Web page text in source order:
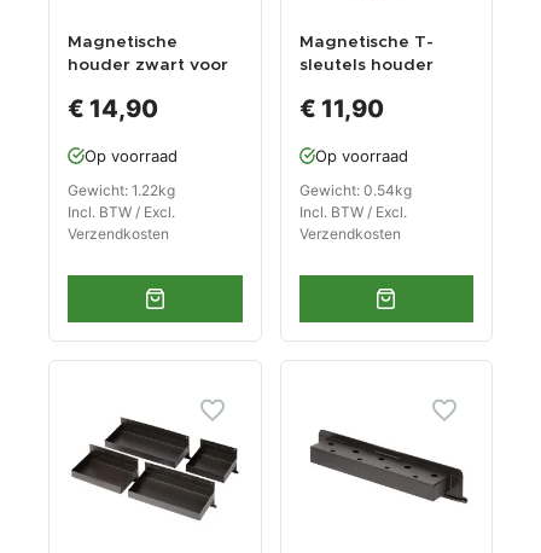
Magnetische
houder zwart voor
€ 14,90
Op voorraad
Gewicht: 1.22kg
Incl. BTW / Excl.
Verzendkosten
Magnetische T-
sleutels houder
€ 11,90
Op voorraad
Gewicht: 0.54kg
Incl. BTW / Excl.
Verzendkosten